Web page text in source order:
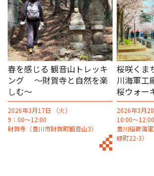
春を感じる 観音山トレッキ
ング ～財賀寺と自然を楽
しむ～
2026年3月17日 （火）
9：00～12:00
財賀寺（豊川市財賀町観音山3）
桜咲く
川海軍工
桜ウォー
2026年3月28
10:00～12:00
豊川稲荷海
緑町22-3）